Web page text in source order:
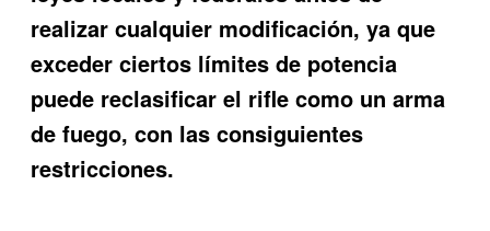
realizar cualquier modificación, ya que
exceder ciertos límites de potencia
puede reclasificar el rifle como un arma
de fuego, con las consiguientes
restricciones.